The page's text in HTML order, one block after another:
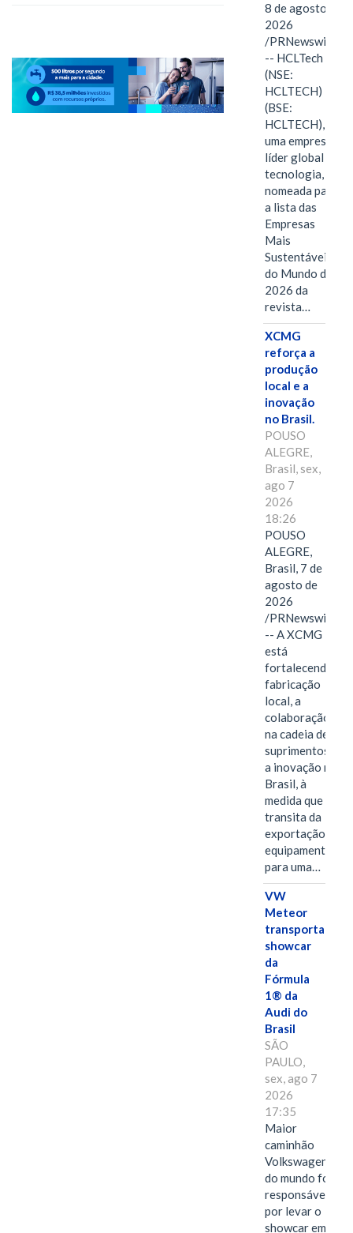
8 de agosto de
2026
/PRNewswire/
-- HCLTech
(NSE:
HCLTECH)
(BSE:
HCLTECH),
uma empresa
líder global em
tecnologia, foi
nomeada para
a lista das
Empresas
Mais
Sustentáveis
do Mundo de
2026 da
revista…
XCMG
reforça a
produção
local e a
inovação
no Brasil.
POUSO
ALEGRE,
Brasil, sex,
ago 7
2026
18:26
POUSO
ALEGRE,
Brasil, 7 de
agosto de
2026
/PRNewswire/
-- A XCMG
está
fortalecendo a
fabricação
local, a
colaboração
na cadeia de
suprimentos e
a inovação no
Brasil, à
medida que
transita da
exportação de
equipamentos
para uma…
VW
Meteor
transporta
showcar
da
Fórmula
1® da
Audi do
Brasil
SÃO
PAULO,
sex, ago 7
2026
17:35
Maior
caminhão
Volkswagen
do mundo foi
responsável
por levar o
showcar em